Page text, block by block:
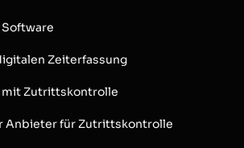
Zeiterfassung
mit Zutrittskontrolle
Anbieter für Zutrittskontrolle